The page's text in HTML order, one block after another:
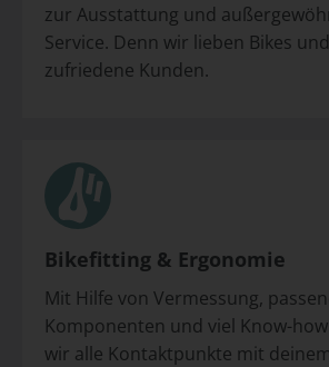
zur Ausstattung und
Service. Denn wir lieben Bikes
zufriedene Kunden.
Bikefitting & Ergonomie
Mit Hilfe von Vermessung,
Komponenten und viel Know-
wir alle Kontaktpunkte mit